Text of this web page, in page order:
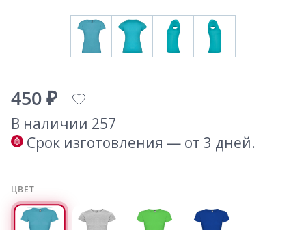
450 ₽
В наличии 257
Срок изготовления — от 3 дней.
ЦВЕТ